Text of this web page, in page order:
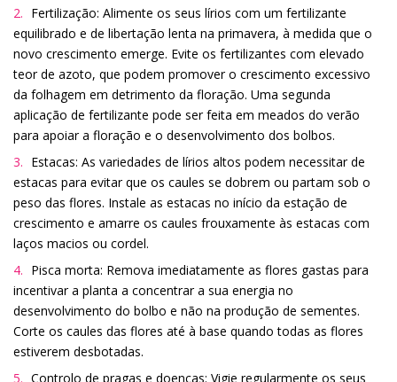
Fertilização: Alimente os seus lírios com um fertilizante
equilibrado e de libertação lenta na primavera, à medida que o
novo crescimento emerge. Evite os fertilizantes com elevado
teor de azoto, que podem promover o crescimento excessivo
da folhagem em detrimento da floração. Uma segunda
aplicação de fertilizante pode ser feita em meados do verão
para apoiar a floração e o desenvolvimento dos bolbos.
Estacas: As variedades de lírios altos podem necessitar de
estacas para evitar que os caules se dobrem ou partam sob o
peso das flores. Instale as estacas no início da estação de
crescimento e amarre os caules frouxamente às estacas com
laços macios ou cordel.
Pisca morta: Remova imediatamente as flores gastas para
incentivar a planta a concentrar a sua energia no
desenvolvimento do bolbo e não na produção de sementes.
Corte os caules das flores até à base quando todas as flores
estiverem desbotadas.
Controlo de pragas e doenças: Vigie regularmente os seus